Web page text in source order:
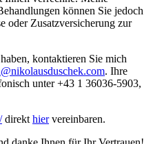
können Sie jedoch
oder Zusatzversicherung zur
kontaktieren Sie mich
. Ihre
unter +43 1 36036-5903,
direkt hiervereinbaren.